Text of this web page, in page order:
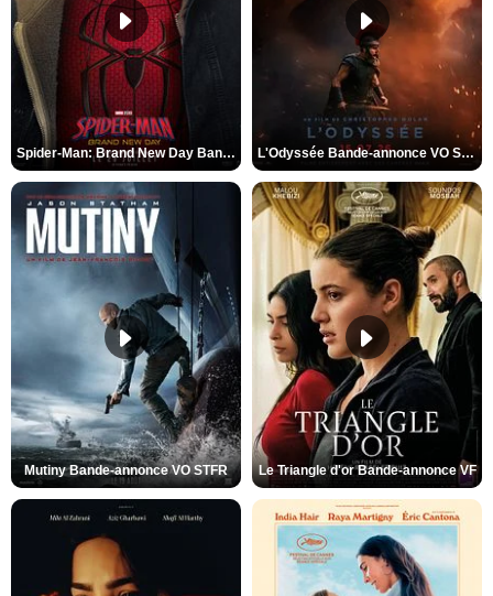
Spider-Man: Brand New Day Bande-annonce VO STFR L'Odyssée Bande-annonce VO STFR
Mutiny Bande-annonce VO STFR Le Triangle d'or Bande-annonce VF